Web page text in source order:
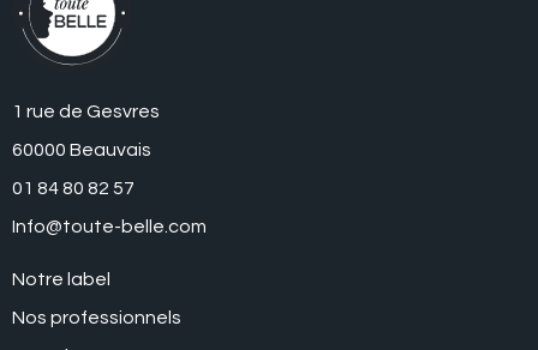
1 rue de Gesvres
60000 Beauvais
01 84 80 82 57
Info@toute-belle.com
Notre label
Nos professionnels